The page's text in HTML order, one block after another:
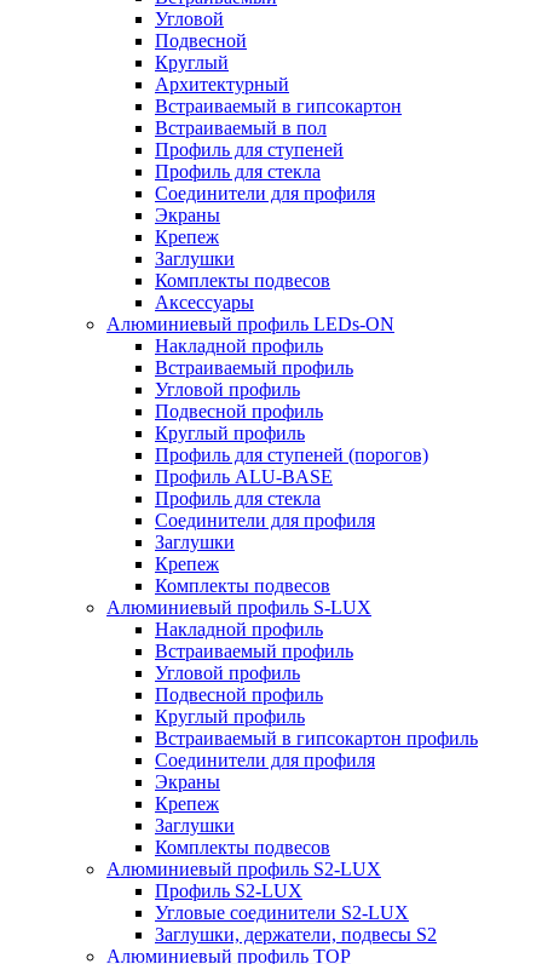
Угловой
Подвесной
Круглый
Архитектурный
Встраиваемый в гипсокартон
Встраиваемый в пол
Профиль для ступеней
Профиль для стекла
Соединители для профиля
Экраны
Крепеж
Заглушки
Комплекты подвесов
Аксессуары
Алюминиевый профиль LEDs-ON
Накладной профиль
Встраиваемый профиль
Угловой профиль
Подвесной профиль
Круглый профиль
Профиль для ступеней (порогов)
Профиль ALU-BASE
Профиль для стекла
Соединители для профиля
Заглушки
Крепеж
Комплекты подвесов
Алюминиевый профиль S-LUX
Накладной профиль
Встраиваемый профиль
Угловой профиль
Подвесной профиль
Круглый профиль
Встраиваемый в гипсокартон профиль
Соединители для профиля
Экраны
Крепеж
Заглушки
Комплекты подвесов
Алюминиевый профиль S2-LUX
Профиль S2-LUX
Угловые соединители S2-LUX
Заглушки, держатели, подвесы S2
Алюминиевый профиль TOP